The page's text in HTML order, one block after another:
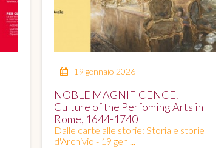
19 gennaio 2026
NOBLE MAGNIFICENCE.
Culture of the Perfoming Arts in
Rome, 1644-1740
Dalle carte alle storie: Storia e storie
d'Archivio - 19 gen ...